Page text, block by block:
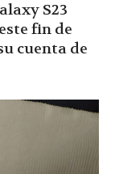
S23
fin de
cuenta de